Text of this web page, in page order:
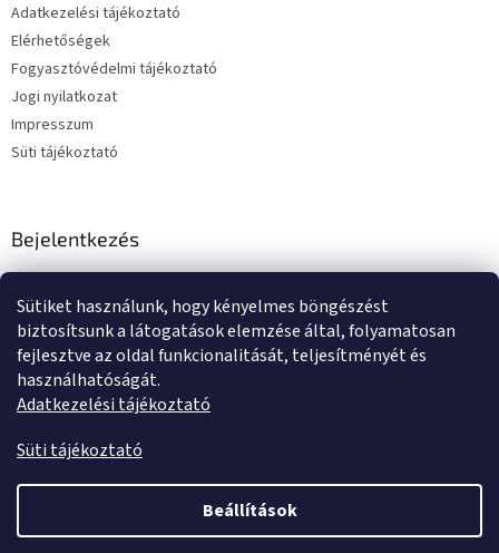
Sütiket használunk, hogy kényelmes böngészést
biztosítsunk a látogatások elemzése által, folyamatosan
fejlesztve az oldal funkcionalitását, teljesítményét és
használhatóságát.
Adatkezelési tájékoztató
Süti tájékoztató
Beállítások
Adatkezelési tájékoztató
Elérhetőségek
Fogyasztóvédelmi tájékoztató
Jogi nyilatkozat
Impresszum
Süti tájékoztató
Bejelentkezés
E-mail
Jelszó
BEJELENTKEZÉS
Új regisztrációElfelejtett jelszó
Shoptet készítette